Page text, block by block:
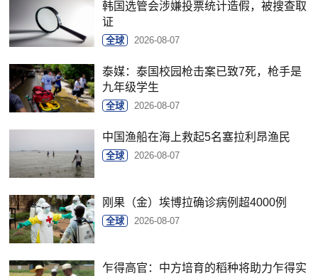
韩国选管会涉嫌投票统计造假，被搜查取
证
全球 2026-08-07
泰媒：泰国校园枪击案已致7死，枪手是
九年级学生
全球 2026-08-07
中国渔船在海上救起5名塞拉利昂渔民
全球 2026-08-07
刚果（金）埃博拉确诊病例超4000例
全球 2026-08-07
乍得高官：中方培育的稻种将助力乍得实